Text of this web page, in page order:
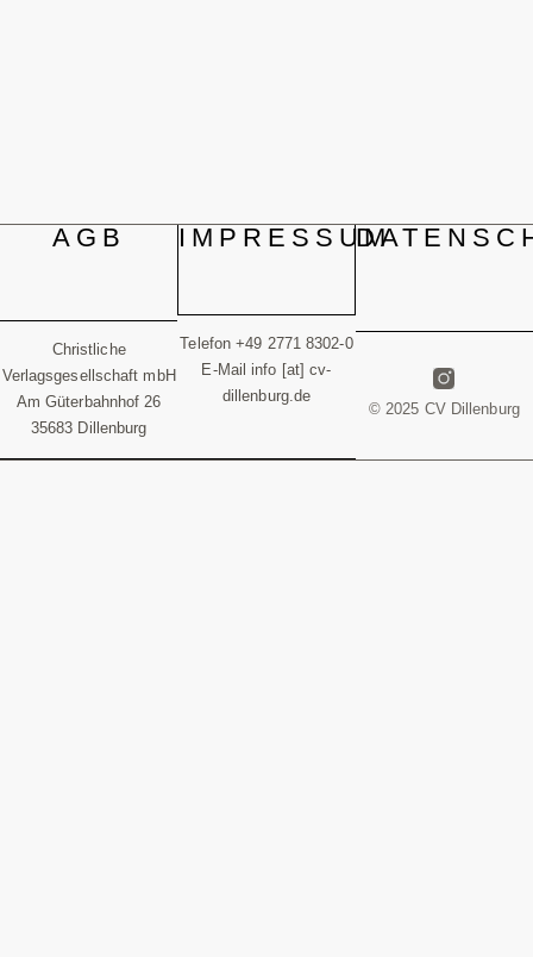
AGB
Christliche
Verlagsgesellschaft mbH
Am Güterbahnhof 26
35683 Dillenburg
IMPRESSUM
Telefon +49 2771 8302-0
E-Mail info [at] cv-
dillenburg.de
© 2025 CV Dillenburg